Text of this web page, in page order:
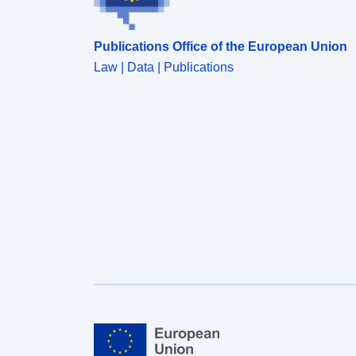
Publications Office of the European Union
Law | Data | Publications